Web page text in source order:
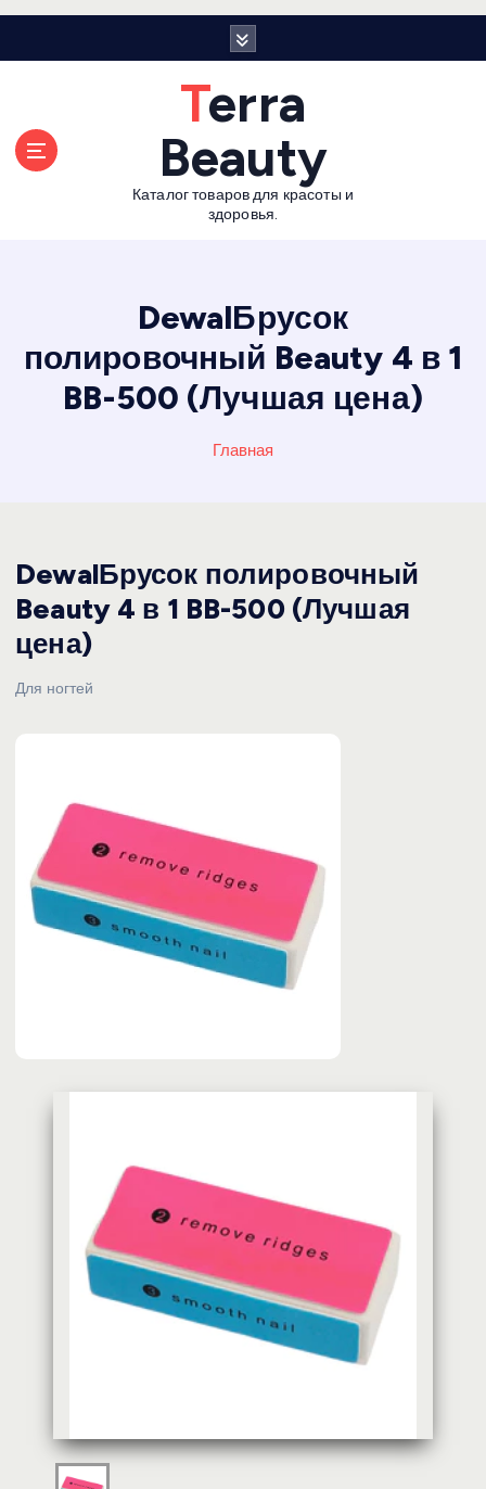
Terra
Beauty
Каталог товаров для красоты и
здоровья.
DewalБрусок
полировочный Beauty 4 в 1
BB-500 (Лучшая цена)
Главная
DewalБрусок полировочный
Beauty 4 в 1 BB-500 (Лучшая
цена)
Для ногтей